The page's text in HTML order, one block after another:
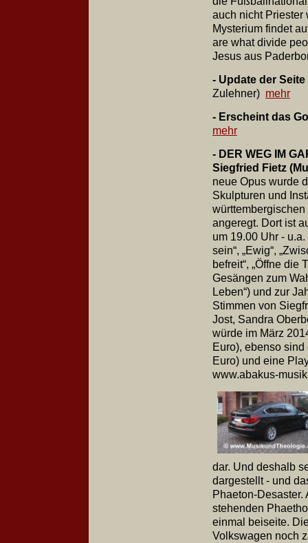
auch nicht Priester
Mysterium findet
are what divide
Jesus aus
- Update der
Zulehner) mehr
- Erscheint das
mehr
- DER WEG IM
Siegfried Fietz
neue Opus wurde
Skulpturen und
angeregt. Dort ist
um 19.00 Uhr -
sein“, „Ewig“,
befreit“, „Öffne die
Gesängen zum
Leben“) und zur
Stimmen von
Jost, Sandra
würde im März
Euro), ebenso
Euro) und eine
www.abakus-
dar. Und deshalb
dargestellt - und
Phaeton-
stehenden
einmal beiseite.
Volkswagen noch